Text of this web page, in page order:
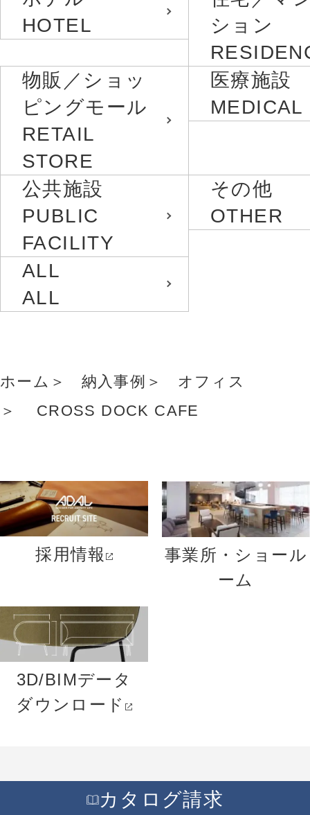
HOTEL
ション
物販／ショッ
ピングモール
RETAIL
STORE
医療施設
MEDICAL
公共施設
PUBLIC
FACILITY
その他
OTHER
ALL
ALL
ホーム 納入事例
オフィス
CROSS DOCK CAFE
採用情報
事業所・ショール
ーム
3D/BIMデータ
ダウンロード
カタログ請求